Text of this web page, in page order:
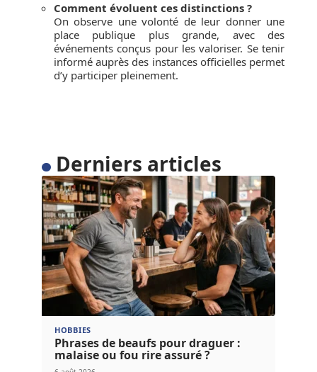
Comment évoluent ces distinctions ?
On observe une volonté de leur donner une
place publique plus grande, avec des
événements conçus pour les valoriser. Se tenir
informé auprès des instances officielles permet
d’y participer pleinement.
Derniers articles
HOBBIES
Phrases de beaufs pour draguer :
malaise ou fou rire assuré ?